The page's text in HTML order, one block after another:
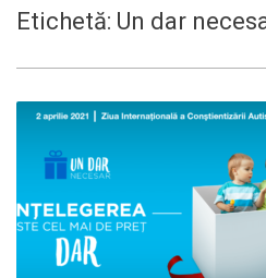
Etichetă: Un dar